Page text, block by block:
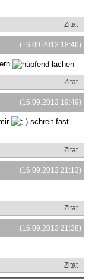
Zitat
(16.09.2013 18:46)
Zitat
(16.09.2013 19:49)
schreit fast
Zitat
(16.09.2013 21:13)
Zitat
(16.09.2013 21:38)
Zitat